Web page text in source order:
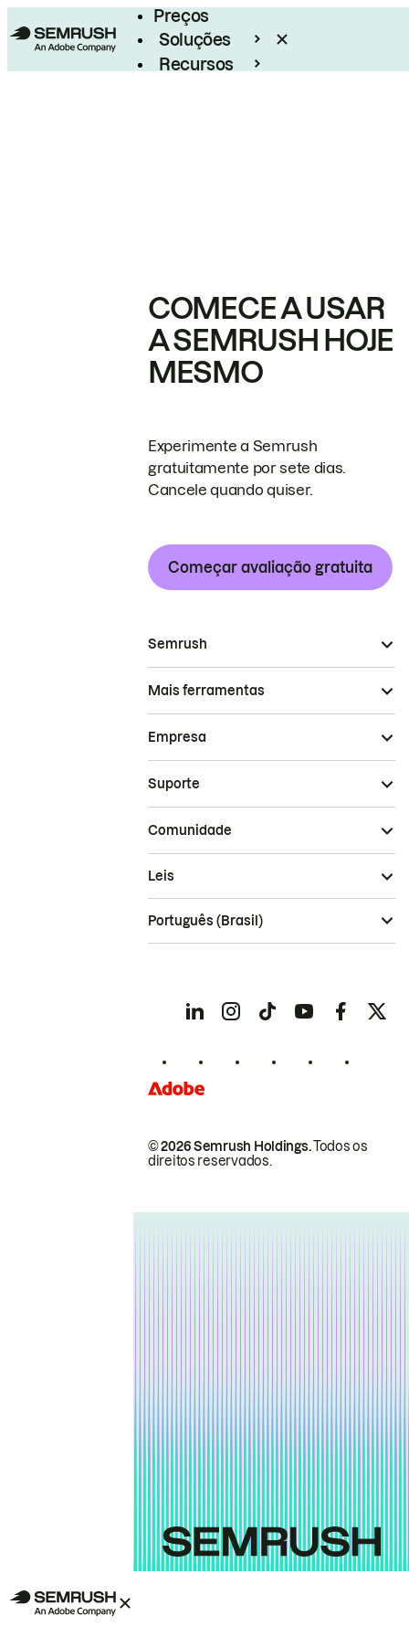
Preços
Soluções
Recursos
COMECE A USAR
A SEMRUSH HOJE
MESMO
Experimente a Semrush
gratuitamente por sete dias.
Cancele quando quiser.
Começar avaliação gratuita
Semrush
Mais ferramentas
Empresa
Suporte
Comunidade
© 2026 Semrush Holdings.Todos os
direitos reservados.
Leis
Português (Brasil)